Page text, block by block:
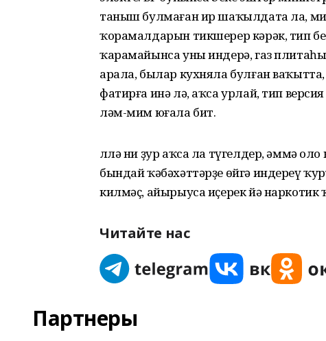
таныш булмаған ир шаҡылдата ла,
ҡорамалдарын тикшерер кәрәк, тип
ҡарамайынса уны индерә, газ
арала, былар кухняла булған
фатирға инә лә, аҡса урлай, тип
ләм-мим юғала бит.
Әллә ни ҙур аҡса ла түгелдер, әммә
бындай ҡәбәхәттәрҙе өйгә индереү
килмәҫ, айырыуса иҫерек йә
Читайте нас
Партнеры